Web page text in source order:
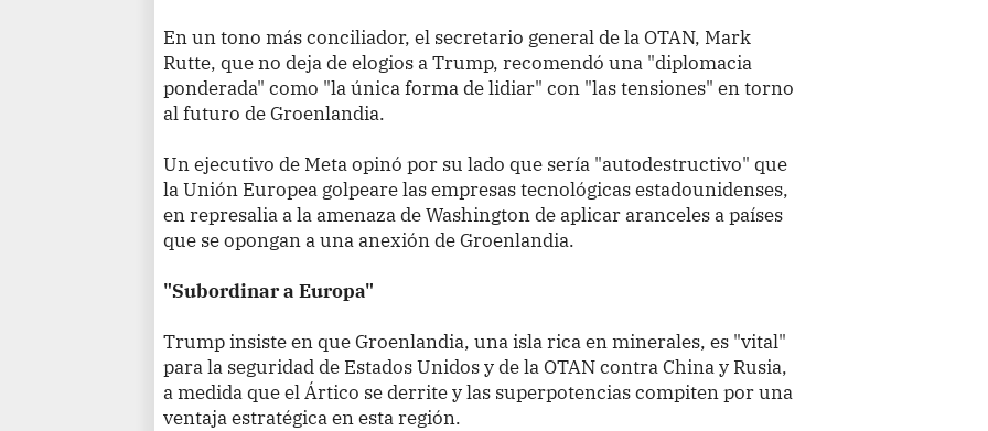
En un tono más conciliador, el secretario general de la OTAN, Mark
Rutte, que no deja de elogios a Trump, recomendó una "diplomacia
ponderada" como "la única forma de lidiar" con "las tensiones" en torno
al futuro de Groenlandia.
Un ejecutivo de Meta opinó por su lado que sería "autodestructivo" que
la Unión Europea golpeare las empresas tecnológicas estadounidenses,
en represalia a la amenaza de Washington de aplicar aranceles a países
que se opongan a una anexión de Groenlandia.
"Subordinar a Europa"
Trump insiste en que Groenlandia, una isla rica en minerales, es "vital"
para la seguridad de Estados Unidos y de la OTAN contra China y Rusia,
a medida que el Ártico se derrite y las superpotencias compiten por una
ventaja estratégica en esta región.